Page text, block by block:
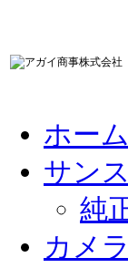
ホーム
サン
純
カメ